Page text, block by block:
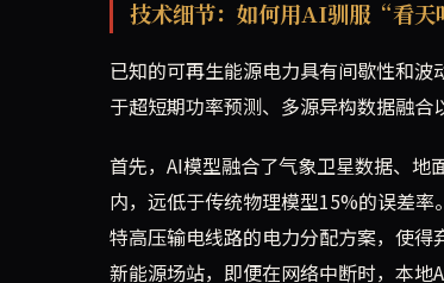
技术细节：如何用AI驯服“看
已知的可再生能源电力具有间歇性和
于超短期功率预测、多源异构数据融合
首先，AI模型融合了气象卫星数据、
内，远低于传统物理模型15%的误差
特高压输电线路的电力分配方案，使
新能源场站，即便在网络中断时，本地